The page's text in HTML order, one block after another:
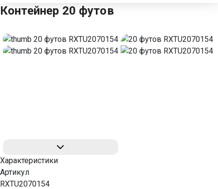
Контейнер 20 футов
Характеристики
Артикул
RXTU2070154